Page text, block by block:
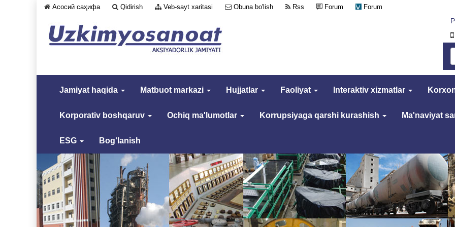
Асосий саҳифа Qidirish Veb-sayt xaritasi Obuna bo'lish Rss Forum
Forum
Jamiyat haqida Matbuot markazi Hujjatlar Faoliyat Interaktiv xizmatlar
Korporativ boshqaruv Ochiq ma'lumotlar Korrupsiyaga qarshi kurashish Ma'naviyat
ESG Bog‘lanish